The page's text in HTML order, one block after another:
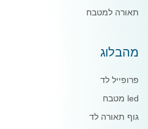
תאורה למטבח
מהבלוג
פרופייל לד
led מטבח
גוף תאורה לד